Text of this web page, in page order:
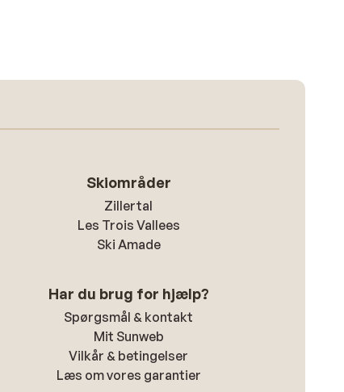
Skiområder
Zillertal
Les Trois Vallees
Ski Amade
Har du brug for hjælp?
Spørgsmål & kontakt
Mit Sunweb
Vilkår & betingelser
Læs om vores garantier